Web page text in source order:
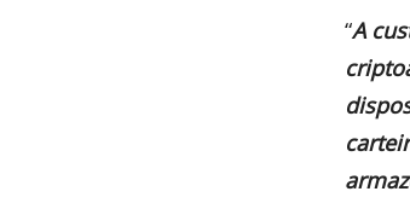
“A